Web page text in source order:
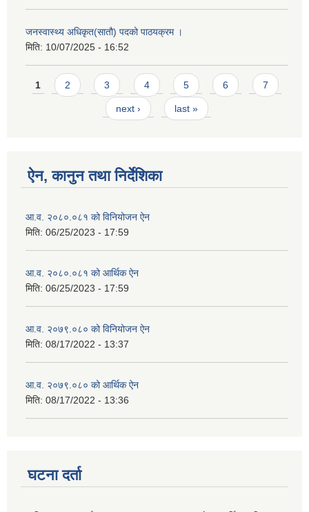
जनस्वास्थ्य अधिकृत(सातौ) पदको पाठयक्रम ।
मिति: 10/07/2025 - 16:52
Pages
1 2 3 4 5 6 7
next › last »
ऐन, कानुन तथा निर्देशिका
आ.व. २०८०.०८१ को विनियोजन ऐन
मिति: 06/25/2023 - 17:59
आ.व. २०८०.०८१ को आर्थिक ऐन
मिति: 06/25/2023 - 17:59
आ.व. २०७९.०८० को विनियोजन ऐन
मिति: 08/17/2022 - 13:37
आ.व. २०७९.०८० को आर्थिक ऐन
मिति: 08/17/2022 - 13:36
घटना दर्ता